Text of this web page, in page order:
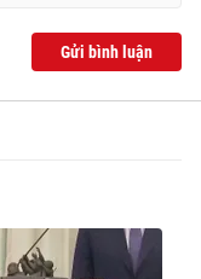
Gửi bình luận